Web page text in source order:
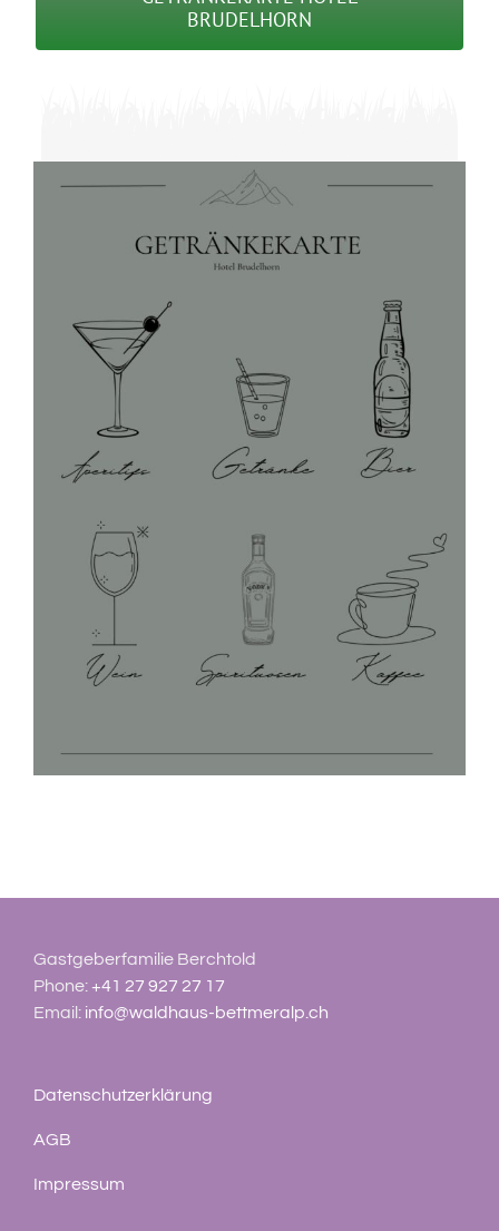
BRUDELHORN
Gastgeberfamilie Berchtold
Phone:+41 27 927 27 17
Email: info@waldhaus-bettmeralp.ch
Datenschutzerklärung
AGB
Impressum